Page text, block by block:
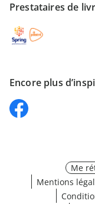
Prestataires de
Encore plus
Me
Mentions